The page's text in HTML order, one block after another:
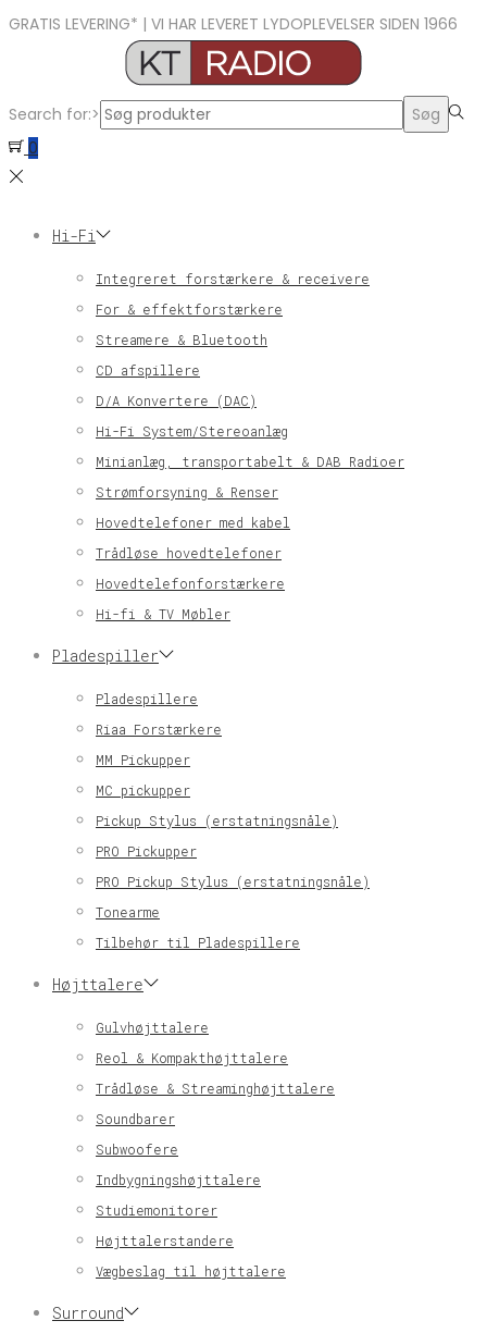
GRATIS LEVERING* | VI HAR LEVERET LYDOPLEVELSER SIDEN 1966
Search for:>
Søg
0
Hi-Fi
Integreret forstærkere & receivere
For & effektforstærkere
Streamere & Bluetooth
CD afspillere
D/A Konvertere (DAC)
Hi-Fi System/Stereoanlæg
Minianlæg, transportabelt & DAB Radioer
Strømforsyning & Renser
Hovedtelefoner med kabel
Trådløse hovedtelefoner
Hovedtelefonforstærkere
Hi-fi & TV Møbler
Pladespiller
Pladespillere
Riaa Forstærkere
MM Pickupper
MC pickupper
Pickup Stylus (erstatningsnåle)
PRO Pickupper
PRO Pickup Stylus (erstatningsnåle)
Tonearme
Tilbehør til Pladespillere
Højttalere
Gulvhøjttalere
Reol & Kompakthøjttalere
Trådløse & Streaminghøjttalere
Soundbarer
Subwoofere
Indbygningshøjttalere
Studiemonitorer
Højttalerstandere
Vægbeslag til højttalere
Surround